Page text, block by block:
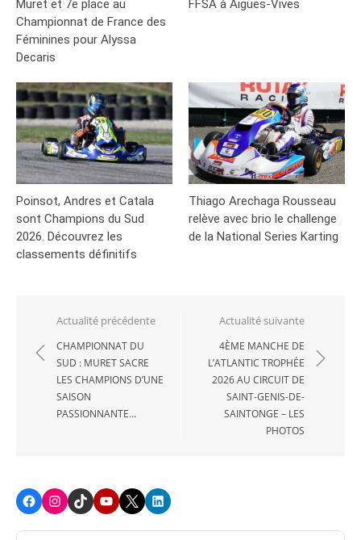
Muret et 7e place au
Championnat de France des
Féminines pour Alyssa
Decaris
FFSA à Aigues-Vives
Poinsot, Andres et Catala
sont Champions du Sud
2026. Découvrez les
classements définitifs
Thiago Arechaga Rousseau
relève avec brio le challenge
de la National Series Karting
Navigation
de
l’article
Actualité précédente
CHAMPIONNAT DU
SUD : MURET SACRE
LES CHAMPIONS D’UNE
SAISON
PASSIONNANTE…
Actualité suivante
4ÈME MANCHE DE
L’ATLANTIC TROPHÉE
2026 AU CIRCUIT DE
SAINT-GENIS-DE-
SAINTONGE – LES
PHOTOS
FacebookInstagram
TikTokYoutube
X LinkedIn